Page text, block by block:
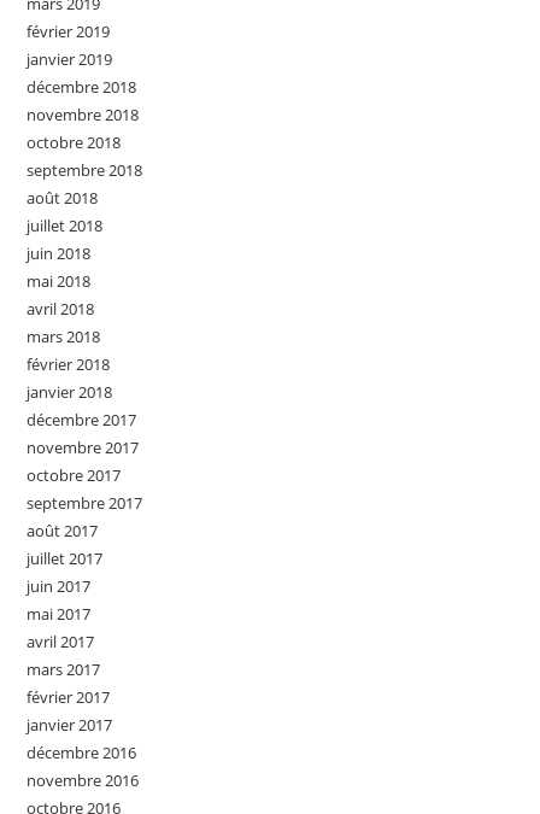
février 2019
janvier 2019
décembre 2018
novembre 2018
octobre 2018
septembre 2018
août 2018
juillet 2018
juin 2018
mai 2018
avril 2018
mars 2018
février 2018
janvier 2018
décembre 2017
novembre 2017
octobre 2017
septembre 2017
août 2017
juillet 2017
juin 2017
mai 2017
avril 2017
mars 2017
février 2017
janvier 2017
décembre 2016
novembre 2016
octobre 2016